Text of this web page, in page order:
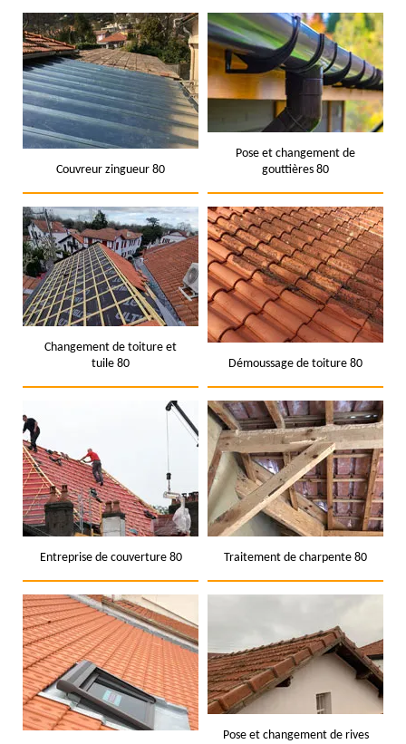
Couvreur zingueur 80
Pose et changement de
gouttières 80
Changement de toiture et
tuile 80
Démoussage de toiture 80
Entreprise de couverture 80 Traitement de charpente 80
Pose et changement de rives